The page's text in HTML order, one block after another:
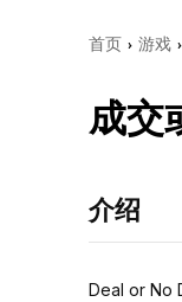
首页 › 游戏 ›
成交
介绍
Deal or No